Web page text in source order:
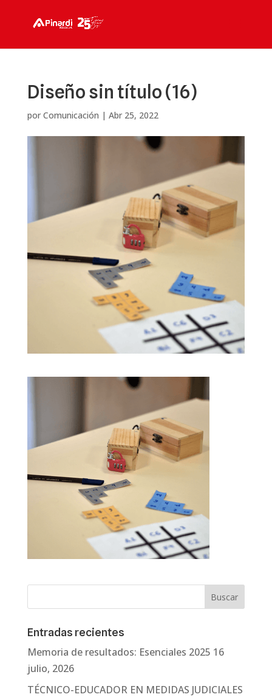
Diseño sin título (16)
por Comunicación | Abr 25, 2022
Entradas recientes
Memoria de resultados: Esenciales 2025 16
julio, 2026
TÉCNICO-EDUCADOR EN MEDIDAS JUDICIALES